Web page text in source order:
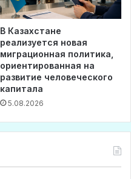
В Казахстане
реализуется новая
миграционная политика,
ориентированная на
развитие человеческого
капитала
5.08.2026